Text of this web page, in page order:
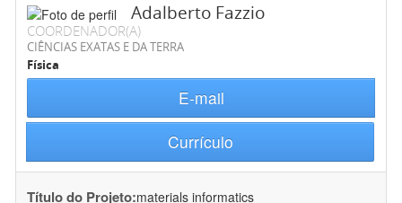
Adalberto Fazzio
COORDENADOR(A)
CIÊNCIAS EXATAS E DA TERRA
Física
E-mail
Currículo
Título do Projeto:materials informatics